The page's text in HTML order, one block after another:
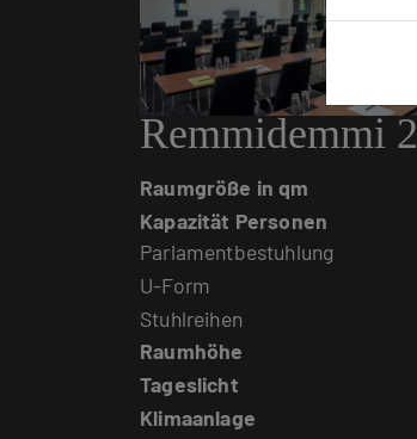
Remmidemmi 2
Raumgröße in qm
Kapazität Personen
Parlamentbestuhlung
U-Form
Stuhlreihen
Raumhöhe
Tageslicht
Klimaanlage